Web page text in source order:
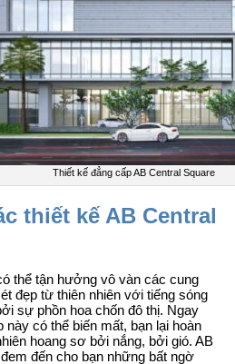
Thiết kế đẳng cấp AB Central Square
thiết kế AB Central
thể tận hưởng vô vàn các cung
đẹp từ thiên nhiên với tiếng sóng
sự phồn hoa chốn đô thị. Ngay
này có thể biến mất, bạn lại hoàn
hoang sơ bởi nắng, bởi gió. AB
đến cho bạn những bất ngờ